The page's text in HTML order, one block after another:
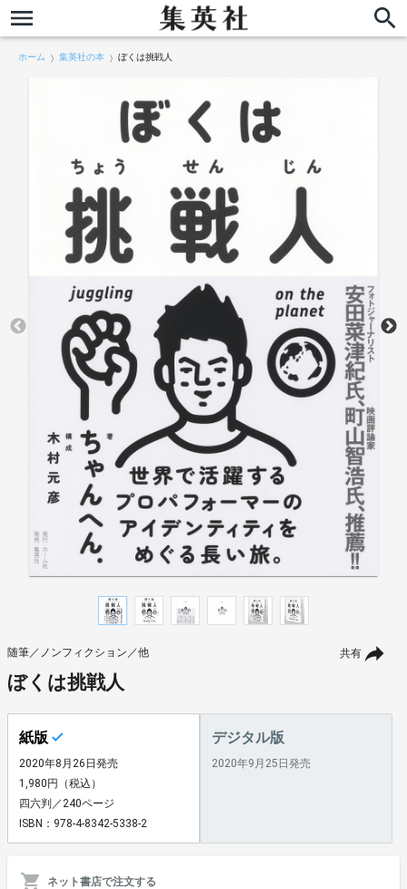
ホーム 集英社の本 ぼくは挑戦人
共有
随筆／ノンフィクション／他
ぼくは挑戦人
紙版
2020年8月26日発売
1,980円（税込）
四六判／240ページ
ISBN：978-4-8342-5338-2
デジタル版
2020年9月25日発売
ネット書店で注文する